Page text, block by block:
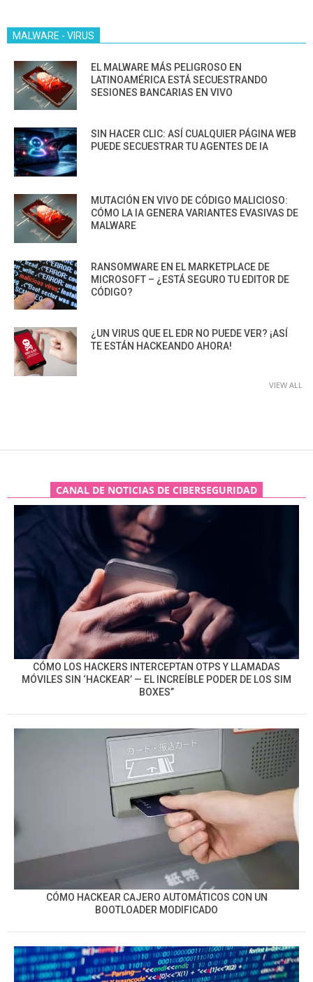
MALWARE - VIRUS
EL MALWARE MÁS PELIGROSO EN
LATINOAMÉRICA ESTÁ SECUESTRANDO
SESIONES BANCARIAS EN VIVO
SIN HACER CLIC: ASÍ CUALQUIER PÁGINA WEB
PUEDE SECUESTRAR TU AGENTES DE IA
MUTACIÓN EN VIVO DE CÓDIGO MALICIOSO:
CÓMO LA IA GENERA VARIANTES EVASIVAS DE
MALWARE
RANSOMWARE EN EL MARKETPLACE DE
MICROSOFT – ¿ESTÁ SEGURO TU EDITOR DE
CÓDIGO?
¿UN VIRUS QUE EL EDR NO PUEDE VER? ¡ASÍ
TE ESTÁN HACKEANDO AHORA!
VIEW ALL
CANAL DE NOTICIAS DE CIBERSEGURIDAD
CÓMO LOS HACKERS INTERCEPTAN OTPS Y LLAMADAS
MÓVILES SIN ‘HACKEAR’ — EL INCREÍBLE PODER DE LOS SIM
BOXES”
CÓMO HACKEAR CAJERO AUTOMÁTICOS CON UN
BOOTLOADER MODIFICADO